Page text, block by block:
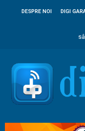
DESPRE NOI DIGI